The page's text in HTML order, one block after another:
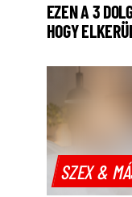
EZEN A 3
HOGY
SZEX &